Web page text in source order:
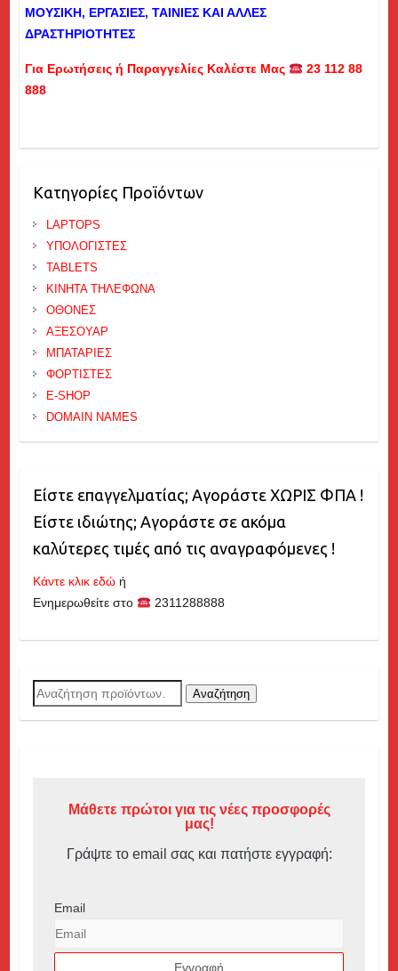
ΜΟΥΣΙΚΗ, ΕΡΓΑΣΙΕΣ, ΤΑΙΝΙΕΣ ΚΑΙ ΑΛΛΕΣ
ΔΡΑΣΤΗΡΙΟΤΗΤΕΣ
Για Ερωτήσεις ή Παραγγελίες Καλέστε Μας
23 112 88
888
Κατηγορίες Προϊόντων
LAPTOPS
ΥΠΟΛΟΓΙΣΤΕΣ
TABLETS
ΚΙΝΗΤΑ ΤΗΛΕΦΩΝΑ
ΟΘΟΝΕΣ
ΑΞΕΣΟΥΑΡ
ΜΠΑΤΑΡΙΕΣ
ΦΟΡΤΙΣΤΕΣ
E-SHOP
DOMAIN NAMES
Είστε επαγγελματίας; Αγοράστε ΧΩΡΙΣ ΦΠΑ !
Είστε ιδιώτης; Αγοράστε σε ακόμα
καλύτερες τιμές από τις αναγραφόμενες !
Κάντε κλικ εδώή
Ενημερωθείτε στο
2311288888
Αναζήτηση
για:
Αναζήτηση
Μάθετε πρώτοι για τις νέες προσφορές
μας!
Γράψτε το email σας και πατήστε εγγραφή:
Email